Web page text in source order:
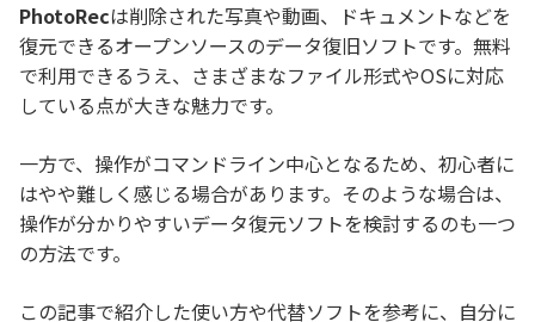
PhotoRecは削除された写真や動画、ドキュメントなどを
復元できるオープンソースのデータ復旧ソフトです。無料
で利用できるうえ、さまざまなファイル形式やOSに対応
している点が大きな魅力です。
一方で、操作がコマンドライン中心となるため、初心者に
はやや難しく感じる場合があります。そのような場合は、
操作が分かりやすいデータ復元ソフトを検討するのも一つ
の方法です。
この記事で紹介した使い方や代替ソフトを参考に、自分に